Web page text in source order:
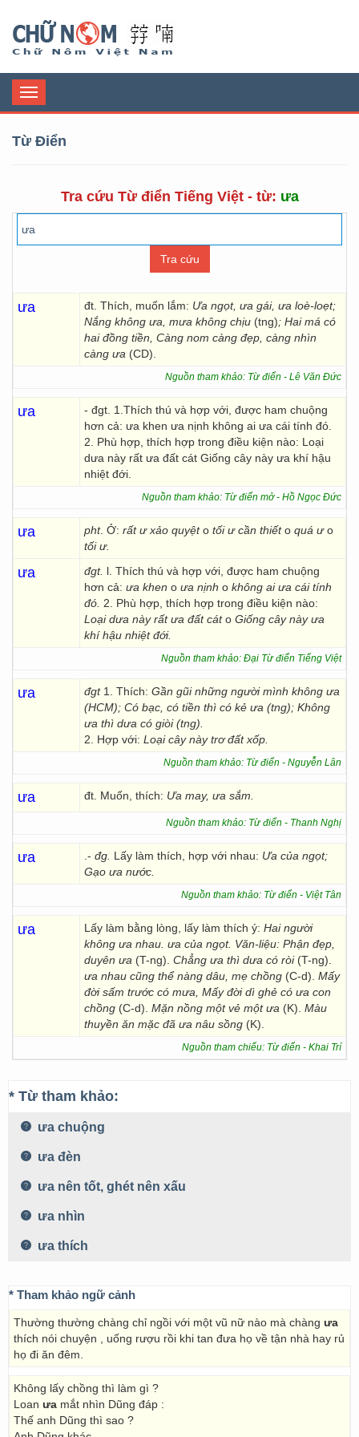
Toggle
navigation
Từ Điển
Tra cứu Từ điển Tiếng Việt - từ: ưa
ưa đt. Thích, muốn lắm: Ưa ngọt, ưa gái, ưa loè-loẹt;
Nắng không ưa, mưa không chịu (tng); Hai má có
hai đồng tiền, Càng nom càng đẹp, càng nhìn
càng ưa (CD).
Nguồn tham khảo: Từ điển - Lê Văn Đức
ưa
- đgt. 1.Thích thú và hợp với, được ham chuộng
hơn cả: ưa khen ưa nịnh không ai ưa cái tính đó.
2. Phù hợp, thích hợp trong điều kiện nào: Loại
dưa này rất ưa đất cát Giống cây này ưa khí hậu
nhiệt đới.
Nguồn tham khảo: Từ điển mở - Hồ Ngọc Đức
ưa pht. Ở: rất ư xảo quyệto tối ư cần thiếto quá ưo
tối ư.
ưa đgt. l. Thích thú và hợp với, được ham chuộng
hơn cả: ưa khen o ưa nịnh o không ai ưa cái tính
đó. 2. Phù hợp, thích hợp trong điều kiện nào:
Loại dưa này rất ưa đất cáto Giống cây này ưa
khí hậu nhiệt đới.
Nguồn tham khảo: Đại Từ điển Tiếng Việt
ưa đgt 1. Thích: Gần gũi những người mình không ưa
(HCM); Có bạc, có tiền thì có kẻ ưa (tng); Không
ưa thì dưa có giòi (tng).
2. Hợp với: Loại cây này trơ đất xốp.
Nguồn tham khảo: Từ điển - Nguyễn Lân
ưa đt. Muốn, thích: Ưa may, ưa sắm.
Nguồn tham khảo: Từ điển - Thanh Nghị
ưa .- đg. Lấy làm thích, hợp với nhau: Ưa của ngọt;
Gạo ưa nước.
Nguồn tham khảo: Từ điển - Việt Tân
ưa Lấy làm bằng lòng, lấy làm thích ý: Hai người
không ưa nhau. ưa của ngọt. Văn-liệu: Phận đẹp,
duyên ưa (T-ng). Chẳng ưa thì dưa có ròi(T-ng).
ưa nhau cũng thể nàng dâu, mẹ chồng (C-d). Mấy
đời sấm trước có mưa, Mấy đời dì ghẻ có ưa con
chồng (C-d). Mặn nồng một vẻ một ưa (K). Màu
thuyền ăn mặc đã ưa nâu sồng (K).
Nguồn tham chiếu: Từ điển - Khai Trí
* Từ tham khảo:
ưa chuộng
ưa đèn
ưa nên tốt, ghét nên xấu
ưa nhìn
ưa thích
* Tham khảo ngữ cảnh
Thường thường chàng chỉ ngồi với một vũ nữ nào mà chàng ưa
thích nói chuyện , uống rượu rồi khi tan đưa họ về tận nhà hay rủ
họ đi ăn đêm.
Không lấy chồng thì làm gì ?
Loan ưa mắt nhìn Dũng đáp :
Thế anh Dũng thì sao ?